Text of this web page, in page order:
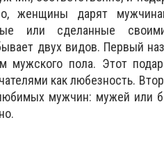
женщины дарят
или сделанные
двух видов. Первый
мужского пола. Этот
как любезность.
мужчин: мужей или